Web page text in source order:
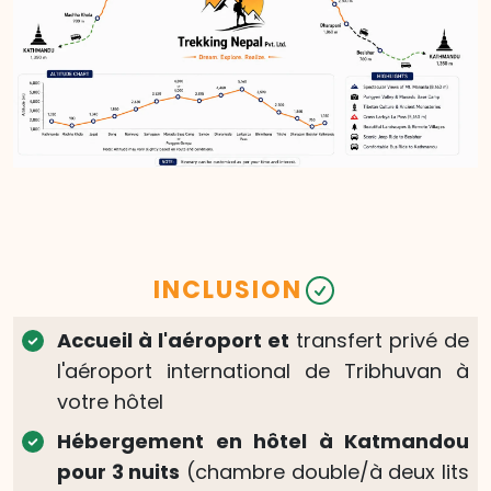
Hébergement : Hôtel ;
Petit-déjeuner, déjeuner
INCLUSION
Accueil à l'aéroport et transfert privé de
l'aéroport international de Tribhuvan à
votre hôtel
Hébergement en hôtel à Katmandou
pour 3 nuits (chambre double/à deux lits